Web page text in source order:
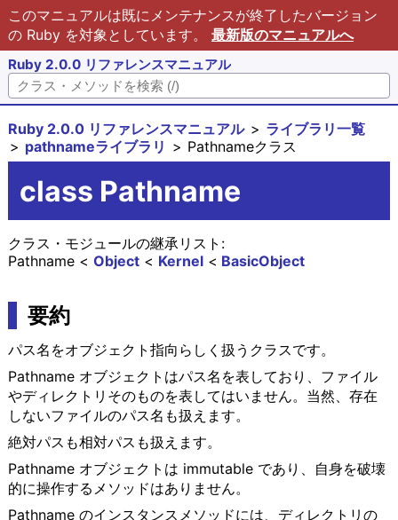
このマニュアルは既にメンテナンスが終了したバージョン
の Ruby を対象としています。 最新版のマニュアルへ
Ruby 2.0.0 リファレンスマニュアル
Ruby 2.0.0 リファレンスマニュアル
ライブラリ一覧
pathnameライブラリ
Pathnameクラス
class Pathname
クラス・モジュールの継承リスト:
BasicObject
Kernel
Object
Pathname
要約
パス名をオブジェクト指向らしく扱うクラスです。
Pathname オブジェクトはパス名を表しており、ファイル
やディレクトリそのものを表してはいません。当然、存在
しないファイルのパス名も扱えます。
絶対パスも相対パスも扱えます。
Pathname オブジェクトは immutable であり、自身を破壊
的に操作するメソッドはありません。
Pathname のインスタンスメソッドには、ディレクトリの